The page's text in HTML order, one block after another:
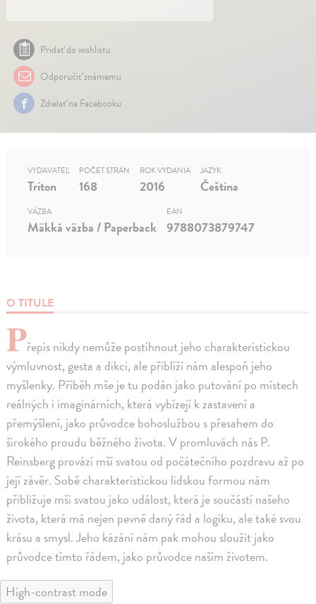
Pridať do wishlistu
Odporučiť známemu
Zdielať na Facebooku
O TITULE
Přepis nikdy nemůže postihnout jeho charakteristickou
výmluvnost, gesta a dikci, ale přiblíží nám alespoň jeho
myšlenky. Příběh mše je tu podán jako putování po místech
reálných i imaginárních, která vybízejí k zastavení a
přemýšlení, jako průvodce bohoslužbou s přesahem do
širokého proudu běžného života. V promluvách nás P.
Reinsberg provází mší svatou od počátečního pozdravu až po
její závěr. Sobě charakteristickou lidskou formou nám
přibližuje mši svatou jako událost, která je součástí našeho
života, která má nejen pevně daný řád a logiku, ale také svou
krásu a smysl. Jeho kázání nám pak mohou sloužit jako
průvodce tímto řádem, jako průvodce naším životem.
VYDAVATEĽ
Triton
POČET STRÁN
168
ROK VYDANIA
2016
JAZYK
Čeština
VÄZBA
Mäkká väzba / Paperback
EAN
9788073879747
High-contrast mode